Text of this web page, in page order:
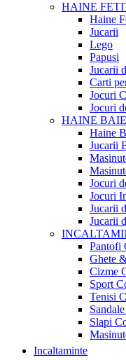
HAINE
Haine
Jucarii
Lego
Papusi
Jucarii
Carti
Jocuri
Jocuri
HAINE
Haine
Jucarii
Jocuri
Jocuri
Jucarii
Jucarii
Pantofi
Ghete
Cizme
Sport
Tenisi
Slapi
Incaltaminte